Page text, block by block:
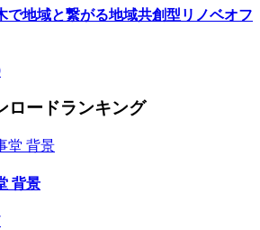
で地域と繋がる地域共創型リノベオフ
ロードランキング
背景